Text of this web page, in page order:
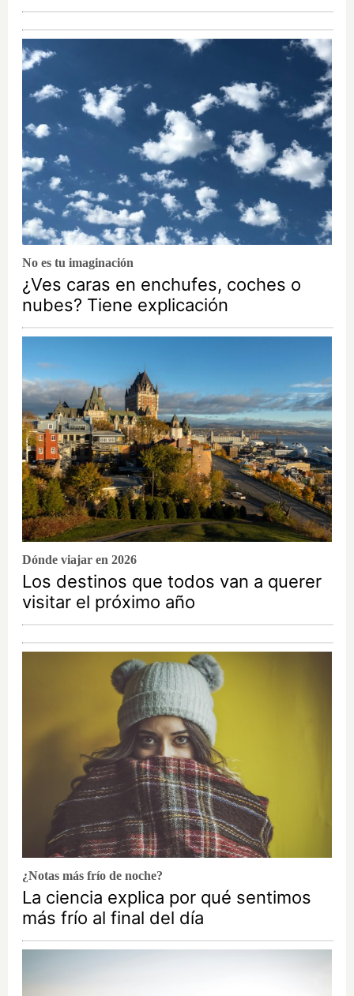
No es tu imaginación
¿Ves caras en enchufes, coches o
nubes? Tiene explicación
Dónde viajar en 2026
Los destinos que todos van a querer
visitar el próximo año
¿Notas más frío de noche?
La ciencia explica por qué sentimos
más frío al final del día